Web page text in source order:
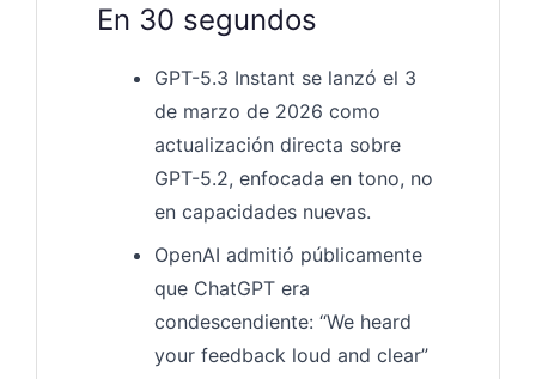
En 30 segundos
GPT-5.3 Instant se lanzó el 3
de marzo de 2026 como
actualización directa sobre
GPT-5.2, enfocada en tono, no
en capacidades nuevas.
OpenAI admitió públicamente
que ChatGPT era
condescendiente: “We heard
your feedback loud and clear”